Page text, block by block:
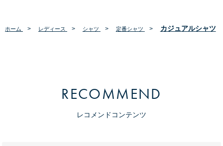
ホーム > レディース > シャツ > 定番シャツ > カジュアルシャツ
RECOMMEND
レコメンドコンテンツ